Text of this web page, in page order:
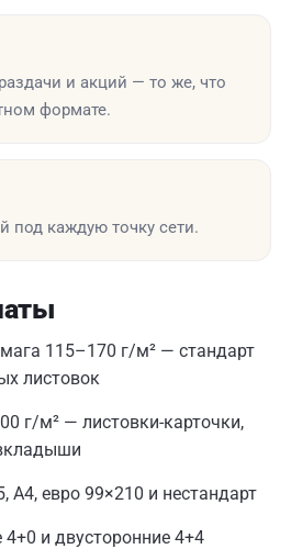
и акций — то же, что
формате.
под каждую точку сети.
115–170 г/м² — стандарт
листовок
г/м² — листовки-карточки,
евро 99×210 и нестандарт
и двусторонние 4+4